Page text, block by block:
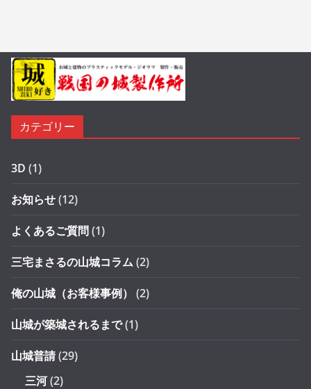
カテゴリー
3D (1)
お知らせ(12)
よくあるご質問(1)
三宅まさるの山城コラム(2)
俺の山城（お客様事例） (2)
山城が築城されるまで(1)
山城普請(29)
三河(2)